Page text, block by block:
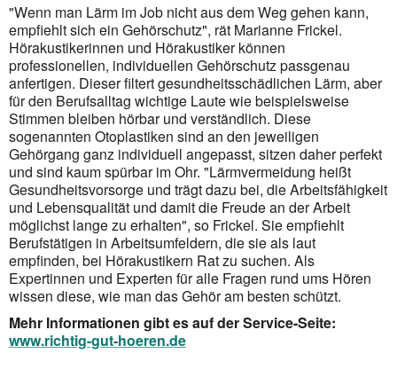
"Wenn man Lärm im Job nicht aus dem Weg gehen kann,
empfiehlt sich ein Gehörschutz", rät Marianne Frickel.
Hörakustikerinnen und Hörakustiker können
professionellen, individuellen Gehörschutz passgenau
anfertigen. Dieser filtert gesundheitsschädlichen Lärm, aber
für den Berufsalltag wichtige Laute wie beispielsweise
Stimmen bleiben hörbar und verständlich. Diese
sogenannten Otoplastiken sind an den jeweiligen
Gehörgang ganz individuell angepasst, sitzen daher perfekt
und sind kaum spürbar im Ohr. "Lärmvermeidung heißt
Gesundheitsvorsorge und trägt dazu bei, die Arbeitsfähigkeit
und Lebensqualität und damit die Freude an der Arbeit
möglichst lange zu erhalten", so Frickel. Sie empfiehlt
Berufstätigen in Arbeitsumfeldern, die sie als laut
empfinden, bei Hörakustikern Rat zu suchen. Als
Expertinnen und Experten für alle Fragen rund ums Hören
wissen diese, wie man das Gehör am besten schützt.
Mehr Informationen gibt es auf der Service-Seite:
www.richtig-gut-hoeren.de